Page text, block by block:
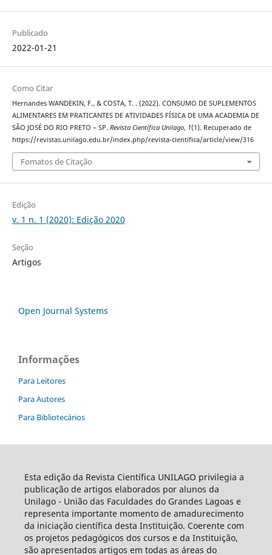
Publicado
2022-01-21
Como Citar
Hernandes WANDEKIN, F., & COSTA, T. . (2022). CONSUMO DE SUPLEMENTOS
ALIMENTARES EM PRATICANTES DE ATIVIDADES FÍSICA DE UMA ACADEMIA DE
SÃO JOSÉ DO RIO PRETO – SP. Revista Científica Unilago, 1(1). Recuperado de
https://revistas.unilago.edu.br/index.php/revista-cientifica/article/view/316
Fomatos de Citação
Edição
v. 1 n. 1 (2020): Edição 2020
Seção
Artigos
Open Journal Systems
Informações
Para Leitores
Para Autores
Para Bibliotecários
Esta edição da Revista Científica UNILAGO privilegia a
publicação de artigos elaborados por alunos da
Unilago - União das Faculdades do Grandes Lagoas e
representa importante momento de amadurecimento
da iniciação científica desta Instituição. Coerente com
os projetos pedagógicos dos cursos e da Instituição,
são apresentados artigos em todas as áreas do